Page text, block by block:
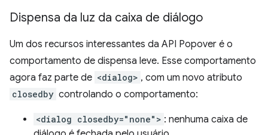
Dispensa da luz da caixa de diálogo
Um dos recursos interessantes da API Popover é o
comportamento de dispensa leve. Esse comportamento
agora faz parte de <dialog> , com um novo atributo
closedby controlando o comportamento:
<dialog closedby="none"> : nenhuma caixa de